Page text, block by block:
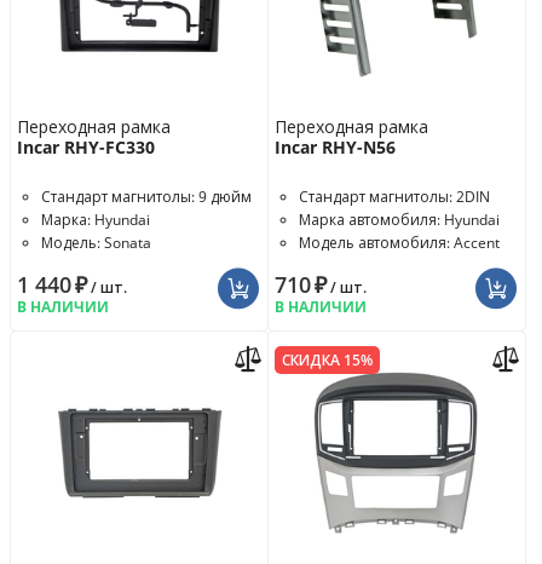
Переходная рамка
Incar RHY-FC330
Стандарт магнитолы: 9 дюйм
Марка: Hyundai
Модель: Sonata
1 440₽/ шт.
В НАЛИЧИИ
Переходная рамка
Incar RHY-N56
Стандарт магнитолы: 2DIN
Марка автомобиля: Hyundai
Модель автомобиля: Accent
710₽/ шт.
В НАЛИЧИИ
СКИДКА 15%